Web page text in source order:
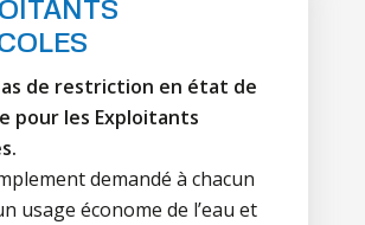
de restriction en état de
pour les Exploitants
demandé à chacun
usage économe de l’eau et